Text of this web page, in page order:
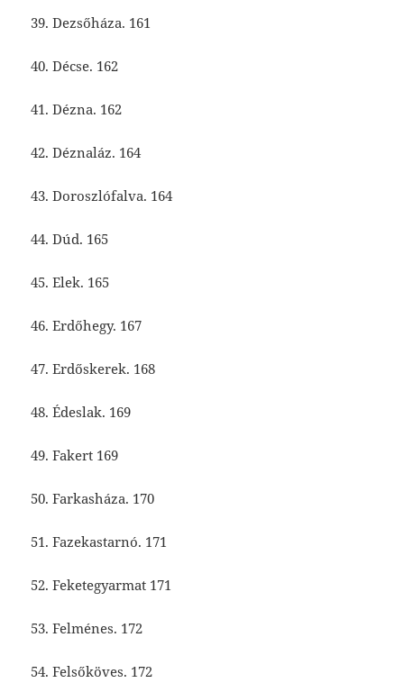
39. Dezsőháza. 161
40. Décse. 162
41. Dézna. 162
42. Déznaláz. 164
43. Doroszlófalva. 164
44. Dúd. 165
45. Elek. 165
46. Erdőhegy. 167
47. Erdőskerek. 168
48. Édeslak. 169
49. Fakert 169
50. Farkasháza. 170
51. Fazekastarnó. 171
52. Feketegyarmat 171
53. Felménes. 172
54. Felsőköves. 172